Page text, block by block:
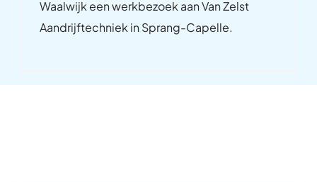
Waalwijk een werkbezoek aan Van Zelst
Aandrijftechniek in Sprang-Capelle.